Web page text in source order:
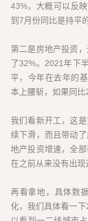
43%，大概可以反
到7月份同比是持平的
第二是房地产投资
了32%。2021年下
平，今年在去年的
本上腰斩，如果同比
我们看新开工，这
续下滑，而且带动
地产投资增速，全
在之前从来没有出现
再看拿地，具体数
化，我们具体看一